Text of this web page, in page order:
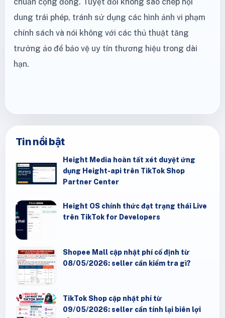
dung trái phép, tránh sử dụng các hình ảnh vi phạm
chính sách và nói không với các thủ thuật tăng
trưởng ảo để bảo vệ uy tín thương hiệu trong dài
hạn.
Tin nổi bật
Height Media hoàn tất xét duyệt ứng
dụng Height-api trên TikTok Shop
Partner Center
Height OS chính thức đạt trạng thái Live
trên TikTok for Developers
Shopee Mall cập nhật phí cố định từ
08/05/2026: seller cần kiểm tra gì?
TikTok Shop cập nhật phí từ
09/05/2026: seller cần tính lại biên lợi